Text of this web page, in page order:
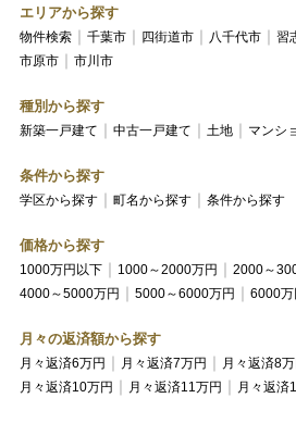
エリアから探す
物件検索 千葉市 四街道市 八千代市 習
市原市
市川市
種別から探す
新築一戸建て 中古一戸建て 土地 マンシ
条件から探す
学区から探す 町名から探す 条件から探す
価格から探す
1000万円以下 1000～2000万円 2000～
4000～5000万円
5000～6000万円 6000
月々の返済額から探す
月々返済6万円 月々返済7万円 月々返済8万
月々返済10万円
月々返済11万円 月々返済